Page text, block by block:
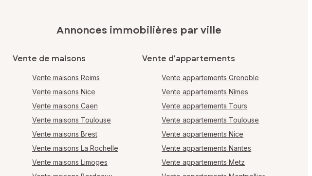
Annonces immobilières par ville
Vente de maisons
Vente maisons Reims
Vente maisons Nice
Vente maisons Caen
Vente maisons Toulouse
Vente maisons Brest
Vente maisons La Rochelle
Vente maisons Limoges
Vente d'appartements
Vente appartements Grenoble
Vente appartements Nîmes
Vente appartements Tours
Vente appartements Toulouse
Vente appartements Nice
Vente appartements Nantes
Vente appartements Metz